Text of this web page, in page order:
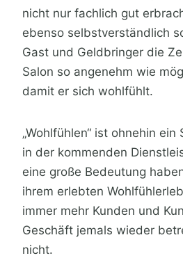
nicht nur fachlich gut
ebenso selbstverständlich
Gast und Geldbringer die
Salon so angenehm wie
damit er sich wohlfühlt.
„Wohlfühlen“ ist ohnehin
in der kommenden
eine große Bedeutung
ihrem erlebten
immer mehr Kunden und
Geschäft jemals wieder
nicht.